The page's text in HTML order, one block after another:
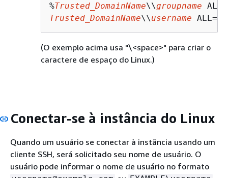
%Trusted_DomainName\\groupname
Trusted_DomainName\\username
(O exemplo acima usa "\<space>" para criar o
caractere de espaço do Linux.)
Conectar-se à instância do Linux
Quando um usuário se conectar à instância usando um
cliente SSH, será solicitado seu nome de usuário. O
usuário pode informar o nome de usuário no formato